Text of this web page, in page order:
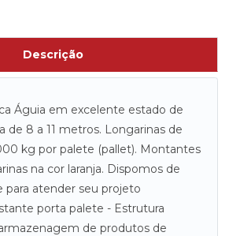
Descrição
Águia em excelente estado de
de 8 a 11 metros. Longarinas de
kg por palete (pallet). Montantes
na cor laranja. Dispomos de
para atender seu projeto
porta palete - Estrutura
de produtos de